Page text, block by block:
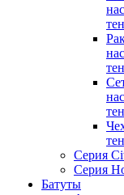
Серия
Серия
Батуты